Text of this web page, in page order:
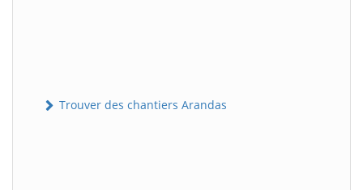
Trouver des chantiers Arandas